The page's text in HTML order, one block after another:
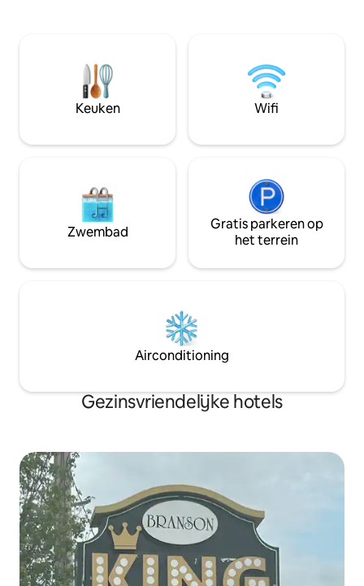
bed. Slaapkamer 2: 2 queensize bedden
of 1 kingsize bed en1 slaapbank
Uitschuifbare slaapbank Tarieven en
beschikbaarheid variëren, dus neem
informeren.
ontvangen. We
slip boot dock en
zwembad,
picknicktafels,
Keuken Wifi
Zwembad
Gratis parkeren op
het terrein
Airconditioning
Gezinsvriendelijke hotels